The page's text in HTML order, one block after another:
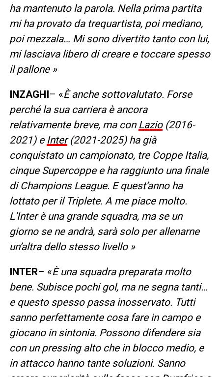
ha mantenuto la parola. Nella prima partita
mi ha provato da trequartista, poi mediano,
poi mezzala… Mi sono divertito tanto con lui,
mi lasciava libero di creare e toccare spesso
il pallone »
INZAGHI– «È anche sottovalutato. Forse
perché la sua carriera è ancora
relativamente breve, ma con Lazio(2016-
2021) e Inter(2021-2025) ha già
conquistato un campionato, tre Coppe Italia,
cinque Supercoppe e ha raggiunto una finale
di Champions League. E quest’anno ha
lottato per il Triplete. A me piace molto.
L’Inter è una grande squadra, ma se un
giorno se ne andrà, sarà solo per allenarne
un’altra dello stesso livello »
INTER– «È una squadra preparata molto
bene. Subisce pochi gol, ma ne segna tanti…
e questo spesso passa inosservato. Tutti
sanno perfettamente cosa fare in campo e
giocano in sintonia. Possono difendere sia
con un pressing alto che in blocco medio, e
in attacco hanno tante soluzioni. Sanno